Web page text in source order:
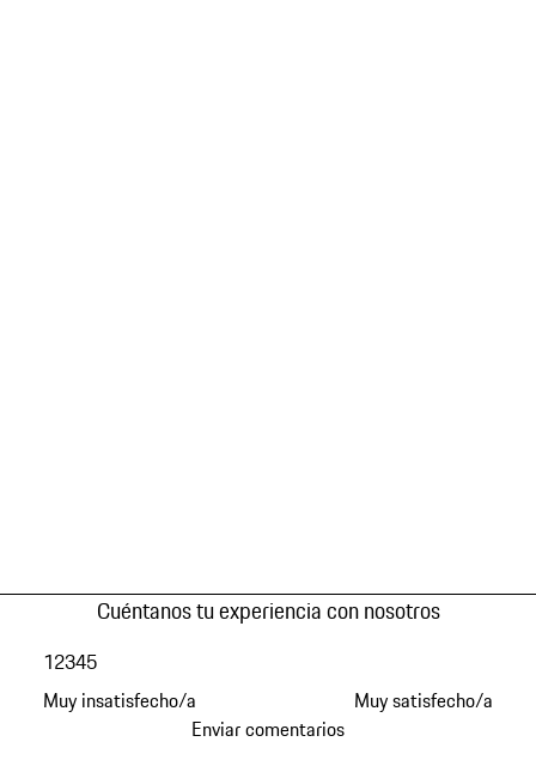
Cuéntanos tu experiencia con nosotros
Muy insatisfecho/a
12345
Muy satisfecho/a
Enviar comentarios